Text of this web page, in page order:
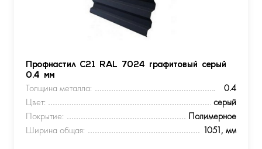
Профнастил С21 RAL 7024 графитовый серый
0.4 мм
Толщина металла:
0.4
Цвет:
серый
Покрытие:
Полимерное
Ширина общая:
1051, мм